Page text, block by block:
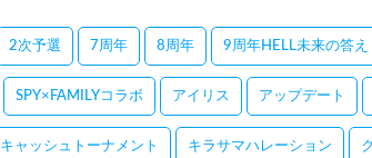
2次予選 7周年 8周年 9周年HELL未来の答え
SPY×FAMILYコラボ アイリス アップデート
キャッシュトーナメント キラサマハレーション